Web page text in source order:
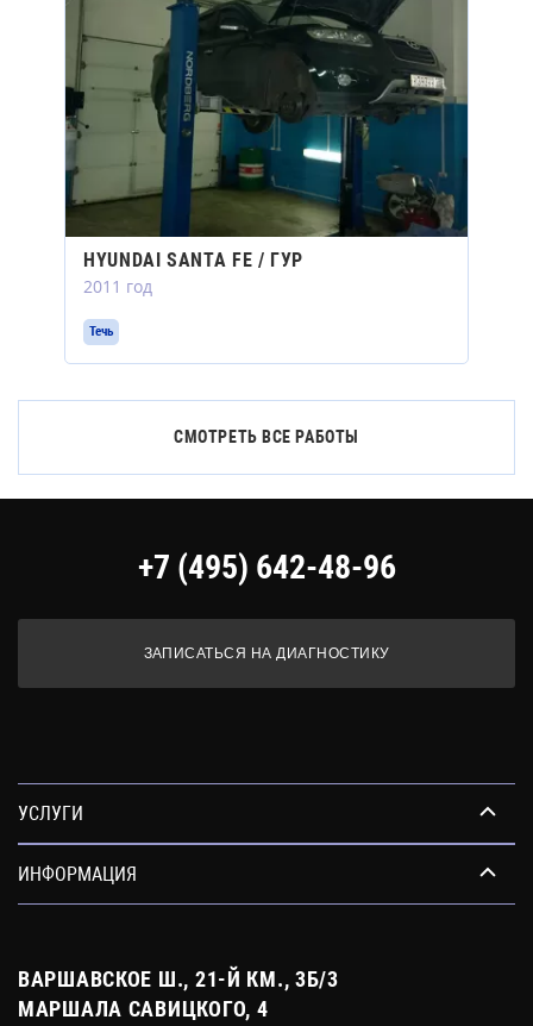
HYUNDAI SANTA FE / ГУР
2011 год
Течь
СМОТРЕТЬ ВСЕ РАБОТЫ
+7 (495) 642-48-96
ЗАПИСАТЬСЯ НА ДИАГНОСТИКУ
ВАРШАВСКОЕ Ш., 21-Й КМ., 3Б/3
МАРШАЛА САВИЦКОГО, 4
УСЛУГИ
ИНФОРМАЦИЯ